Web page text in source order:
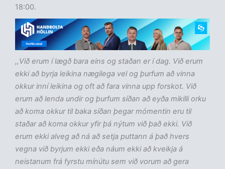
18:00.
,,Við erum í lægð bara eins og staðan er í dag. Við erum
ekki að byrja leikina nægilega vel og þurfum að vinna
okkur inní leikina og oft að fara vinna upp forskot. Við
erum að lenda undir og þurfum síðan að eyða mikilli orku
að koma okkur til baka síðan þegar mómentin eru til
staðar að koma okkur yfir þá nýtum við það ekki. Við
erum ekki alveg að ná að setja puttann á það hvers
vegna við byrjum ekki eða náum ekki að kveikja á
neistanum frá fyrstu mínútu sem við vorum að gera